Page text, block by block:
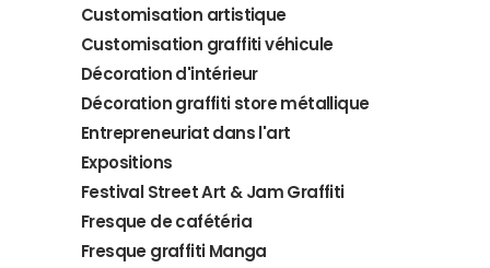
Customisation artistique
Customisation graffiti véhicule
Décoration d'intérieur
Décoration graffiti store métallique
Entrepreneuriat dans l'art
Expositions
Festival Street Art & Jam Graffiti
Fresque de cafétéria
Fresque graffiti Manga